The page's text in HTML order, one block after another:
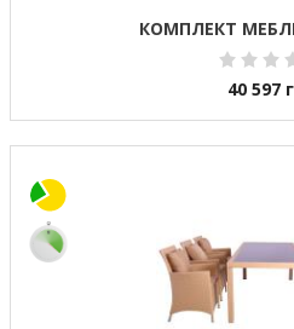
КОМПЛЕКТ
40 597